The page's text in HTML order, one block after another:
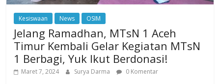
Kesiswaan News OSIM
Jelang Ramadhan, MTsN 1 Aceh
Timur Kembali Gelar Kegiatan MTsN
1 Berbagi, Yuk Ikut Berdonasi!
Maret 7, 2024 Surya Darma 0 Komentar